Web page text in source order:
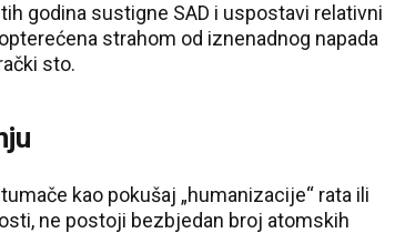
godina sustigne SAD i uspostavi relativni
strahom od iznenadnog napada
sto.
kao pokušaj „humanizacije“ rata ili
ne postoji bezbjedan broj atomskih